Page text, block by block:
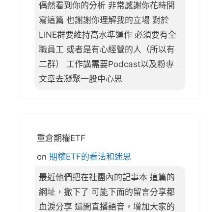
偶然看到你的分析 非常感謝你花時間
寫這篇 也謝謝你理解我的立場 對於
LINE群要維持高水準運作 必須要有全
職員工 或者是有心經營的人（所以有
二群） 工作講需要Podcast以及粉專
文章去凝聚一股中心思
重倉期權ETF
on 期權ETF的看法和迷思
最近他們把在社團內的記事本 這篇的
網址，撤下了 可能下面的留言分享都
血淚分享 還開直播語音，增加大家的